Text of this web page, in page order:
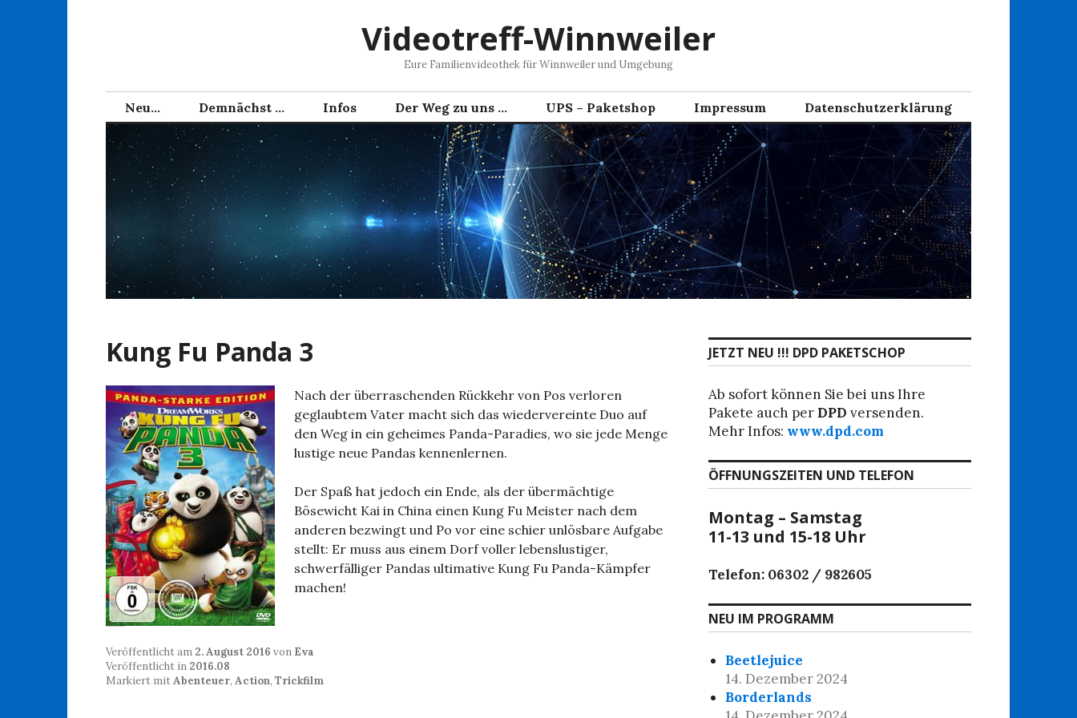
Videotreff-Winnweiler
Eure Familienvideothek für Winnweiler und Umgebung
Neu… Demnächst … Infos Der Weg zu uns … UPS – Paketshop Impressum Datenschutzerklärung
Kung Fu Panda 3
Nach der überraschenden Rückkehr von Pos verloren
geglaubtem Vater macht sich das wiedervereinte Duo auf
den Weg in ein geheimes Panda-Paradies, wo sie jede Menge
lustige neue Pandas kennenlernen.
Der Spaß hat jedoch ein Ende, als der übermächtige
Bösewicht Kai in China einen Kung Fu Meister nach dem
anderen bezwingt und Po vor eine schier unlösbare Aufgabe
stellt: Er muss aus einem Dorf voller lebenslustiger,
schwerfälliger Pandas ultimative Kung Fu Panda-Kämpfer
machen!
Veröffentlicht am 2. August 2016 von Eva
Veröffentlicht in 2016.08
Markiert mitAbenteuer, Action, Trickfilm
JETZT NEU !!! DPD PAKETSCHOP
Ab sofort können Sie bei uns Ihre
Pakete auch per DPD versenden.
Mehr Infos: www.dpd.com
ÖFFNUNGSZEITEN UND TELEFON
Montag – Samstag
11-13 und 15-18 Uhr
Telefon: 06302 / 982605
NEU IM PROGRAMM
Beetlejuice
14. Dezember 2024
Borderlands